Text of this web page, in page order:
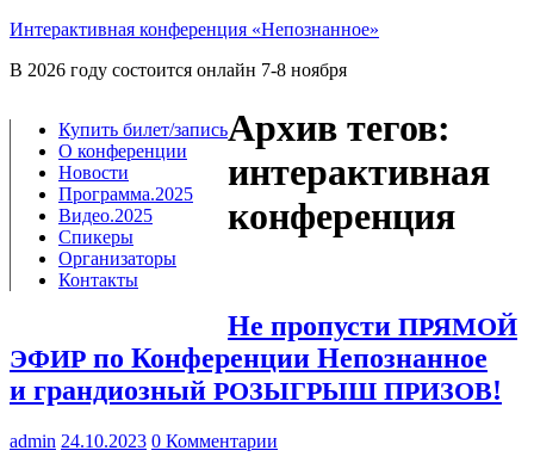
Интерактивная конференция «Непознанное»
В 2026 году состоится онлайн 7-8 ноября
Купить билет/​запись
О конференции
Новости
Программа.2025
Видео.2025
Спикеры
Организаторы
Контакты
Архив тегов:
интерактивная
конференция
Не пропусти ПРЯМОЙ
ЭФИР по Конференции Непознанное
и грандиозный РОЗЫГРЫШ ПРИЗОВ!
admin 24.10.2023 0 Комментарии